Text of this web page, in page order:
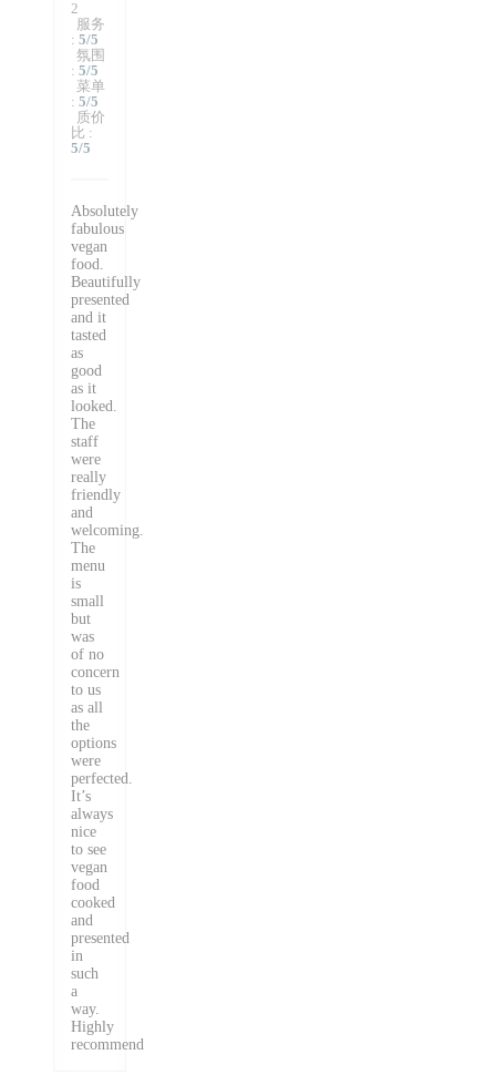
2
服务
: 5/5
氛围
: 5/5
菜单
: 5/5
质价
比 :
5/5
Absolutely
fabulous
vegan
food.
Beautifully
presented
and it
tasted
as
good
as it
looked.
The
staff
were
really
friendly
and
welcoming.
The
menu
is
small
but
was
of no
concern
to us
as all
the
options
were
perfected.
It’s
always
nice
to see
vegan
food
cooked
and
presented
in
such
a
way.
Highly
recommend